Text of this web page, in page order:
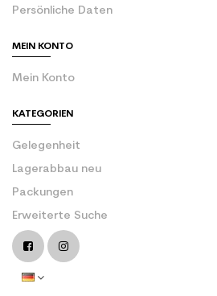
Persönliche Daten
MEIN KONTO
Mein Konto
KATEGORIEN
Gelegenheit
Lagerabbau neu
Packungen
Erweiterte Suche